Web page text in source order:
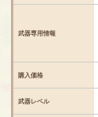
武器専用情報
購入価格
武器レベル